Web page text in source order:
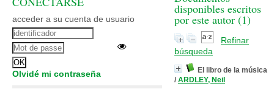
disponibles escritos
por este autor (1)
Refinar
búsqueda
El libro de la música
/ ARDLEY, Neil
acceder a su cuenta de usuario
Olvidé mi contraseña